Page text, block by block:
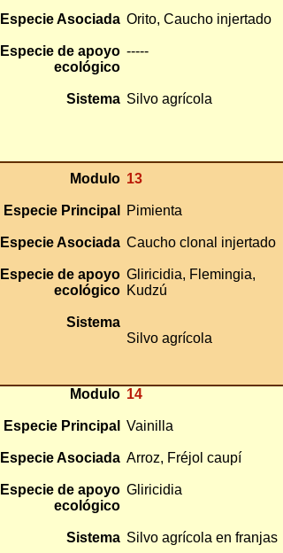
Especie Asociada
Especie de apoyo
ecológico
Sistema
Orito, Caucho injertado
-----
Silvo agrícola
Modulo
Especie Principal
Especie Asociada
Especie de apoyo
ecológico
Sistema
13
Pimienta
Caucho clonal injertado
Gliricidia, Flemingia,
Kudzú
Silvo agrícola
Modulo
Especie Principal
Especie Asociada
Especie de apoyo
ecológico
Sistema
14
Vainilla
Arroz, Fréjol caupí
Gliricidia
Silvo agrícola en franjas